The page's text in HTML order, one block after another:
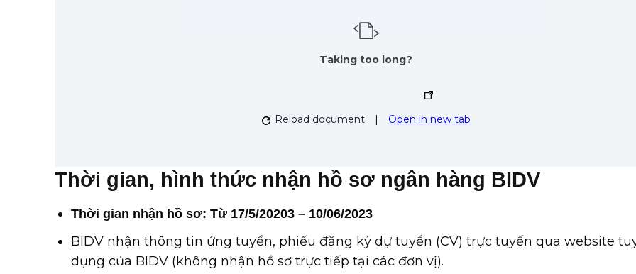
Taking too long?
Reload document Open in new tab
Thời gian, hình thức nhận hồ sơ ngân hàng BIDV
Thời gian nhận hồ sơ: Từ 17/5/20203 – 10/06/2023
BIDV nhận thông tin ứng tuyển, phiếu đăng ký dự tuyển (CV) trực tuyến qua website
dụng của BIDV (không nhận hồ sơ trực tiếp tại các đơn vị).